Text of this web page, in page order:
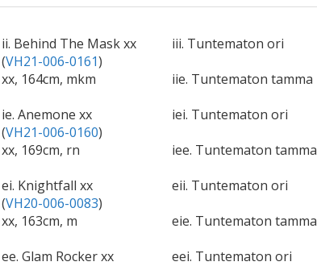
ii. Behind The Mask xx
(VH21-006-0161)
xx, 164cm, mkm
iii. Tuntematon ori
iie. Tuntematon tamma
ie. Anemone xx
(VH21-006-0160)
xx, 169cm, rn
iei. Tuntematon ori
iee. Tuntematon tamma
ei. Knightfall xx
(VH20-006-0083)
xx, 163cm, m
eii. Tuntematon ori
eie. Tuntematon tamma
ee. Glam Rocker xx
eei. Tuntematon ori